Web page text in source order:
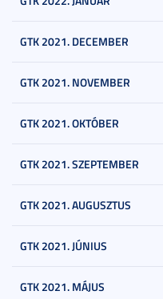
GTK 2021. DECEMBER
GTK 2021. NOVEMBER
GTK 2021. OKTÓBER
GTK 2021. SZEPTEMBER
GTK 2021. AUGUSZTUS
GTK 2021. JÚNIUS
GTK 2021. MÁJUS